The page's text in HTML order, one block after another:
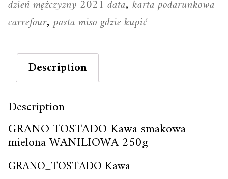
dzień mężczyzny 2021 data, karta podarunkowa
carrefour, pasta miso gdzie kupić
Description
Description
GRANO TOSTADO Kawa smakowa
mielona WANILIOWA 250g
GRANO_TOSTADO Kawa